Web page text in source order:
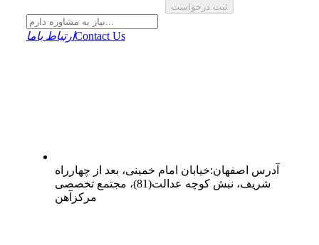
ثبت درخواست
ارتباط باماContact Us
آدرس اصفهان:خیابان امام خمینی، بعد از چهارراه
شریف، نبش کوچه عدالت(81)، مجتمع تخصصی
مرکزآهن